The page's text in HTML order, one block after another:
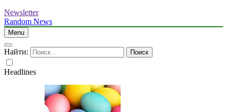
Newsletter
Random News
Menu
Найти:
Headlines